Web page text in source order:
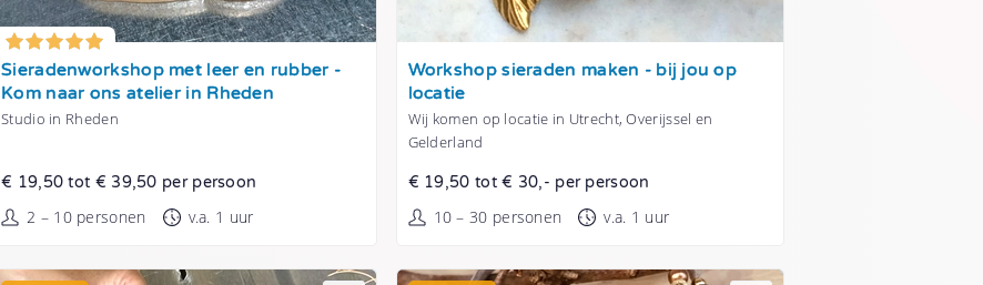
Tonen
Sieradenworkshop met leer en rubber -
Kom naar ons atelier in Rheden
Studio in Rheden
€ 19,50 tot € 39,50 per persoon
2 – 10 personen v.a. 1 uur
Tonen
Workshop sieraden maken - bij jou op
locatie
Wij komen op locatie in Utrecht, Overijssel en
Gelderland
€ 19,50 tot € 30,- per persoon
10 – 30 personen v.a. 1 uur